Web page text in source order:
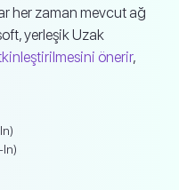
her zaman mevcut ağ
yerleşik Uzak
önerir,
In)